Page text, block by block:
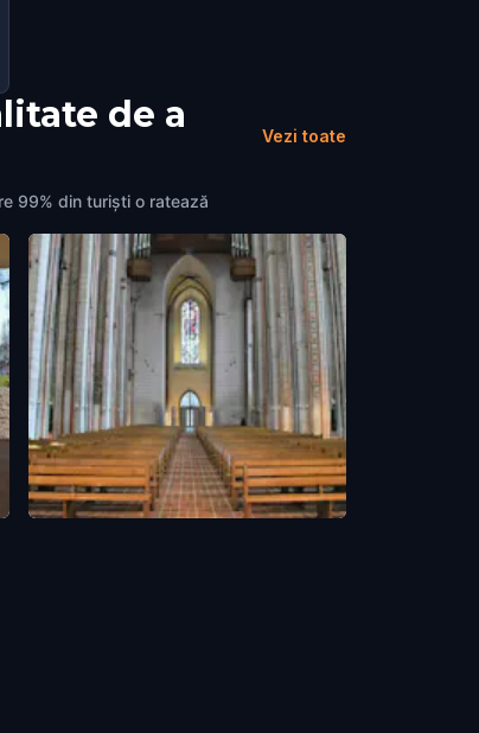
de a
Vezi toate
99% din turiști o ratează